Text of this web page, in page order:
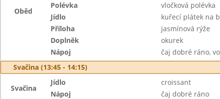
Oběd
Polévka
vločková polévka
Jídlo
kuřecí plátek na
Příloha
jasmínová rýže
Doplněk
okurek
Nápoj
čaj dobré ráno,
Svačina (13:45 - 14:15)
Svačina
Jídlo
croissant
Nápoj
čaj dobré ráno